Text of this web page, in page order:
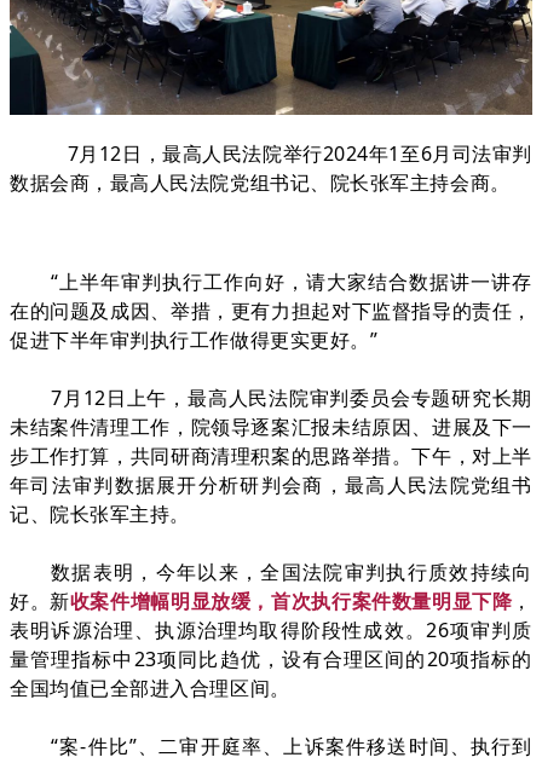
7月12日，最高人民法院举行2024年1至6月司法审判
数据会商，最高人民法院党组书记、院长张军主持会商。
“上半年审判执行工作向好，请大家结合数据讲一讲存
在的问题及成因、举措，更有力担起对下监督指导的责任，
促进下半年审判执行工作做得更实更好。”
7月12日上午，最高人民法院审判委员会专题研究长期
未结案件清理工作，院领导逐案汇报未结原因、进展及下一
步工作打算，共同研商清理积案的思路举措。下午，对上半
年司法审判数据展开分析研判会商，最高人民法院党组书
记、院长张军主持。
数据表明，今年以来，全国法院审判执行质效持续向
好。新收案件增幅明显放缓，首次执行案件数量明显下降 ，
表明诉源治理、执源治理均取得阶段性成效。26项审判质
量管理指标中23项同比趋优，设有合理区间的20项指标的
全国均值已全部进入合理区间。
“案-件比”、二审开庭率、上诉案件移送时间、执行到